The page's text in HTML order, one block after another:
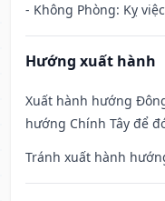
- Không Phòng: Kỵ
Hướng xuất hành
Xuất hành hướng
hướng Chính Tây để
Tránh xuất hành